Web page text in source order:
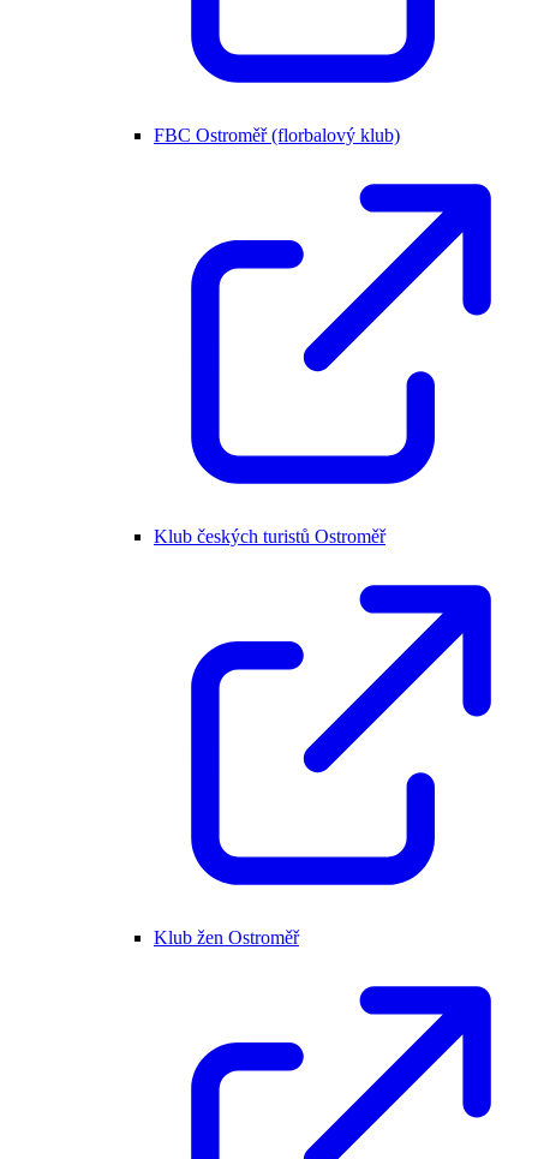
FBC Ostroměř (florbalový klub)
Klub českých turistů Ostroměř
Klub žen Ostroměř